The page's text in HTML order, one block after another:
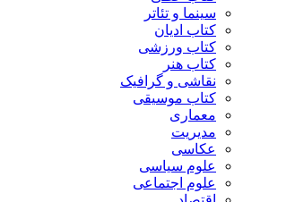
سینما و تئاتر
کتاب ادیان
کتاب ورزشی
کتاب هنر
نقاشی و گرافیک
کتاب موسیقی
معماری
مدیریت
عکاسی
علوم سیاسی
علوم اجتماعی